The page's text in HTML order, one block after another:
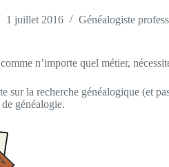
1 juillet 2016 Généalogiste
n’importe quel métier,
sur la recherche généalogique (et
généalogie.